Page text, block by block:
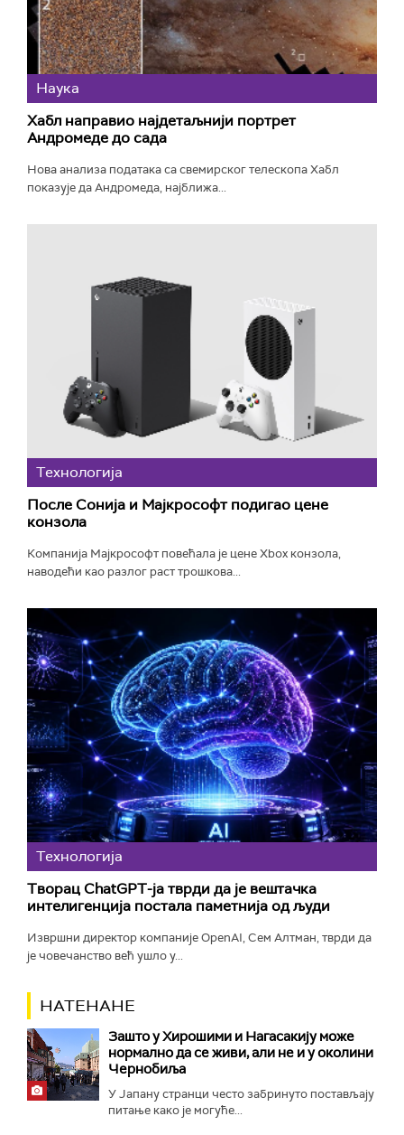
Наука
Хабл направио најдетаљнији портрет
Андромеде до сада
Нова анализа података са свемирског телескопа Хабл
показује да Андромеда, најближа...
Технологијa
После Сонија и Мајкрософт подигао цене
конзола
Компанија Мајкрософт повећала је цене Xbox конзола,
наводећи као разлог раст трошкова...
Технологијa
Творац ChatGPT-ја тврди да је вештачка
интелигенција постала паметнија од људи
Извршни директор компаније OpenAI, Сем Алтман, тврди да
је човечанство већ ушло у...
НАТЕНАНЕ
Зашто у Хирошими и Нагасакију може
нормално да се живи, али не и у околини
Чернобиља
У Јапану странци често забринуто постављају
питање како је могуће...